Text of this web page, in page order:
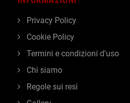
Privacy Policy
Cookie Policy
Termini e condizioni d'uso
Chi siamo
Regole sui resi